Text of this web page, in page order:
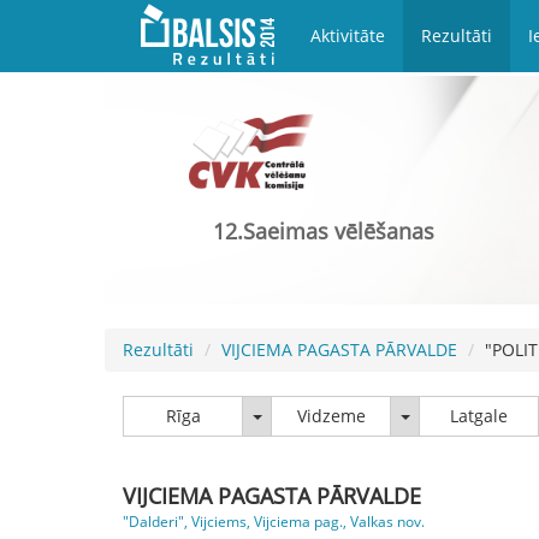
Aktivitāte Rezultāti
12.Saeimas vēlēšanas
Rezultāti VIJCIEMA PAGASTA PĀRVALDE
Rīga Rīga Vidzeme VidzemeLatgale
VIJCIEMA PAGASTA PĀRVALDE
"Dalderi", Vijciems, Vijciema pag., Valkas nov.